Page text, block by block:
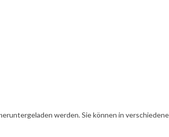
werden. Sie können in